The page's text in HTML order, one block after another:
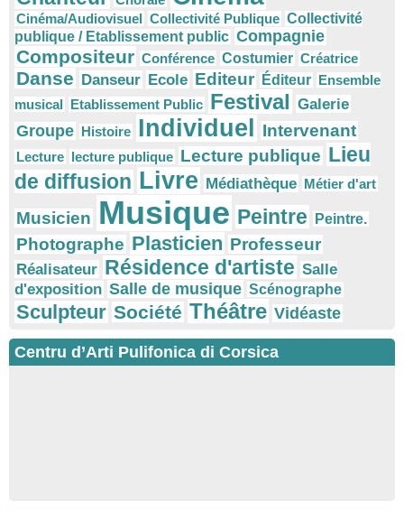
Cinéma/Audiovisuel Collectivité Publique Collectivité
publique / Etablissement public Compagnie
Compositeur Conférence Costumier Créatrice
Danse Danseur Ecole Editeur Éditeur Ensemble
musical Etablissement Public Festival Galerie
Groupe Histoire Individuel Intervenant
Lecture lecture publique Lecture publique Lieu
de diffusion Livre Médiathèque Métier d'art
Musicien Musique Peintre Peintre.
Photographe Plasticien Professeur
Réalisateur Résidence d'artiste Salle
d'exposition Salle de musique Scénographe
Sculpteur Société Théâtre Vidéaste
Centru d’Arti Pulifonica di Corsica